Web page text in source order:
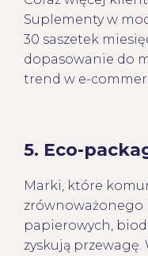
Suplementy w
30 saszetek
dopasowanie do
trend w e-
5. Eco-
Marki, które
zrównoważonego
papierowych,
zyskują przewagę.